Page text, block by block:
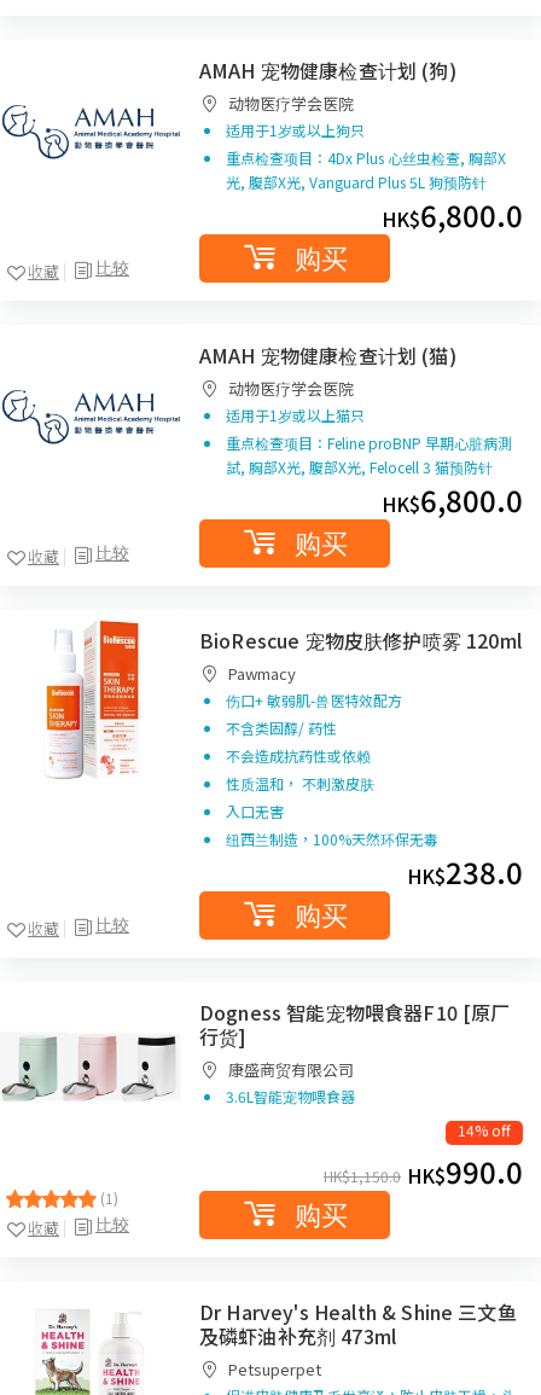
比较
收藏
AMAH 宠物健康检查计划 (狗)
动物医疗学会医院
适用于1岁或以上狗只
重点检查项目：4Dx Plus 心丝虫检查, 胸部X
光, 腹部X光, Vanguard Plus 5L 狗预防针
HK$6,800.0
购买
比较
收藏
AMAH 宠物健康检查计划 (猫)
动物医疗学会医院
适用于1岁或以上猫只
重点检查项目：Feline proBNP 早期心脏病測
試, 胸部X光, 腹部X光, Felocell 3 猫预防针
HK$6,800.0
购买
比较
收藏
BioRescue 宠物皮肤修护喷雾 120ml
Pawmacy
伤口+ 敏弱肌-兽医特效配方
不含类固醇/ 药性
不会造成抗药性或依赖
性质温和， 不刺激皮肤
入口无害
纽西兰制造，100%天然环保无毒
HK$238.0
购买
(1)
比较
收藏
Dogness 智能宠物喂食器F10 [原厂
行货]
康盛商贸有限公司
3.6L智能宠物喂食器
14% off
HK$1,150.0 HK$990.0
购买
Dr Harvey's Health & Shine 三文鱼
及磷虾油补充剂 473ml
Petsuperpet